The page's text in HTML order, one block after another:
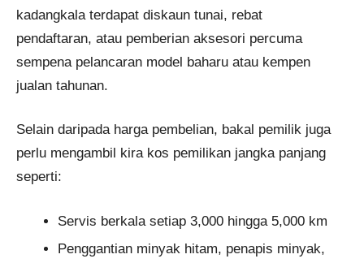
kadangkala terdapat diskaun tunai, rebat
pendaftaran, atau pemberian aksesori percuma
sempena pelancaran model baharu atau kempen
jualan tahunan.
Selain daripada harga pembelian, bakal pemilik juga
perlu mengambil kira kos pemilikan jangka panjang
seperti:
Servis berkala setiap 3,000 hingga 5,000 km
Penggantian minyak hitam, penapis minyak,